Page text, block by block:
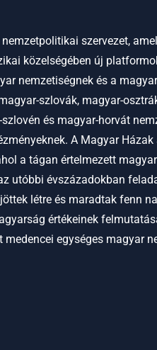
szervezet,
közelségében új
nemzetiségnek és a
szlovák, magyar-
és magyar-horvát
A Magyar Házak
a tágan értelmezett
utóbbi évszázadokban
létre és maradtak fenn
értékeinek
medencei egységes magyar